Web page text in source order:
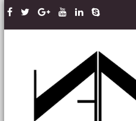
Skip to content